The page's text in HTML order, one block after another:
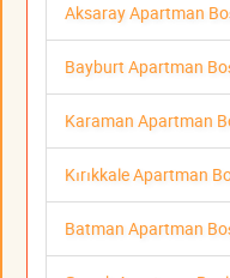
Aksaray Apartman
Bayburt Apartman
Karaman Apartman
Kırıkkale Apartman
Batman Apartman